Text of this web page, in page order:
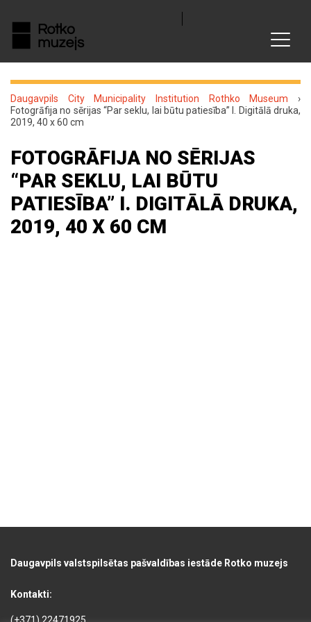
Daugavpils City Municipality Institution Rothko Museum ›
Fotogrāfija no sērijas “Par seklu, lai būtu patiesība” I. Digitālā druka,
2019, 40 x 60 cm
FOTOGRĀFIJA NO SĒRIJAS
“PAR SEKLU, LAI BŪTU
PATIESĪBA” I. DIGITĀLĀ DRUKA,
2019, 40 X 60 CM
Daugavpils valstspilsētas pašvaldības iestāde Rotko muzejs
Kontakti: